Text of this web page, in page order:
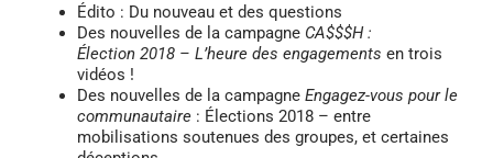
Édito : Du nouveau et des questions
Des nouvelles de la campagne CA$$$H :
Élection 2018 – L’heure des engagements en trois
vidéos !
Des nouvelles de la campagne Engagez-vous pour le
communautaire : Élections 2018 – entre
mobilisations soutenues des groupes, et certaines